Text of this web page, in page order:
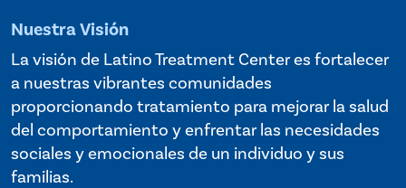
Nuestra Visión
La visión de Latino Treatment Center es fortalecer
a nuestras vibrantes comunidades
proporcionando tratamiento para mejorar la salud
del comportamiento y enfrentar las necesidades
sociales y emocionales de un individuo y sus
familias.